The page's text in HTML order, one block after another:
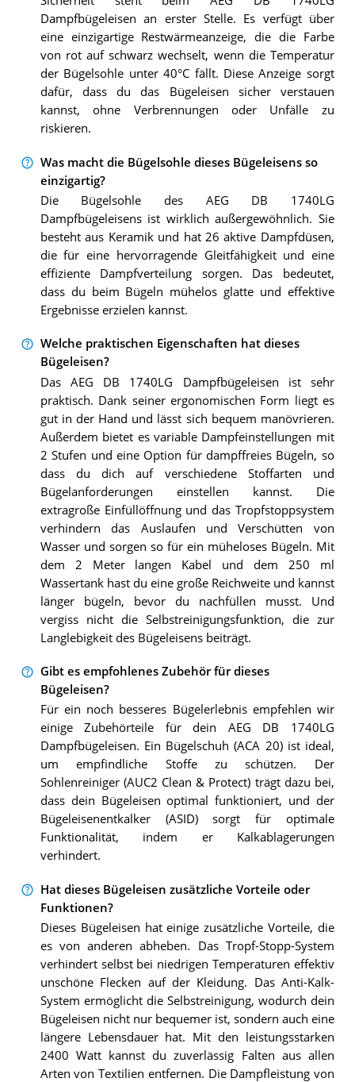
Dampfbügeleisen an erster Stelle. Es verfügt über
eine einzigartige Restwärmeanzeige, die die Farbe
von rot auf schwarz wechselt, wenn die Temperatur
der Bügelsohle unter 40°C fällt. Diese Anzeige sorgt
dafür, dass du das Bügeleisen sicher verstauen
kannst, ohne Verbrennungen oder Unfälle zu
riskieren.
Was macht die Bügelsohle dieses Bügeleisens so
einzigartig?
Die Bügelsohle des AEG DB 1740LG
Dampfbügeleisens ist wirklich außergewöhnlich. Sie
besteht aus Keramik und hat 26 aktive Dampfdüsen,
die für eine hervorragende Gleitfähigkeit und eine
effiziente Dampfverteilung sorgen. Das bedeutet,
dass du beim Bügeln mühelos glatte und effektive
Ergebnisse erzielen kannst.
Welche praktischen Eigenschaften hat dieses
Bügeleisen?
Das AEG DB 1740LG Dampfbügeleisen ist sehr
praktisch. Dank seiner ergonomischen Form liegt es
gut in der Hand und lässt sich bequem manövrieren.
Außerdem bietet es variable Dampfeinstellungen mit
2 Stufen und eine Option für dampffreies Bügeln, so
dass du dich auf verschiedene Stoffarten und
Bügelanforderungen einstellen kannst. Die
extragroße Einfüllöffnung und das Tropfstoppsystem
verhindern das Auslaufen und Verschütten von
Wasser und sorgen so für ein müheloses Bügeln. Mit
dem 2 Meter langen Kabel und dem 250 ml
Wassertank hast du eine große Reichweite und kannst
länger bügeln, bevor du nachfüllen musst. Und
vergiss nicht die Selbstreinigungsfunktion, die zur
Langlebigkeit des Bügeleisens beiträgt.
Gibt es empfohlenes Zubehör für dieses
Bügeleisen?
Für ein noch besseres Bügelerlebnis empfehlen wir
einige Zubehörteile für dein AEG DB 1740LG
Dampfbügeleisen. Ein Bügelschuh (ACA 20) ist ideal,
um empfindliche Stoffe zu schützen. Der
Sohlenreiniger (AUC2 Clean & Protect) trägt dazu bei,
dass dein Bügeleisen optimal funktioniert, und der
Bügeleisenentkalker (ASID) sorgt für optimale
Funktionalität, indem er Kalkablagerungen
verhindert.
Hat dieses Bügeleisen zusätzliche Vorteile oder
Funktionen?
Dieses Bügeleisen hat einige zusätzliche Vorteile, die
es von anderen abheben. Das Tropf-Stopp-System
verhindert selbst bei niedrigen Temperaturen effektiv
unschöne Flecken auf der Kleidung. Das Anti-Kalk-
System ermöglicht die Selbstreinigung, wodurch dein
Bügeleisen nicht nur bequemer ist, sondern auch eine
längere Lebensdauer hat. Mit den leistungsstarken
2400 Watt kannst du zuverlässig Falten aus allen
Arten von Textilien entfernen. Die Dampfleistung von